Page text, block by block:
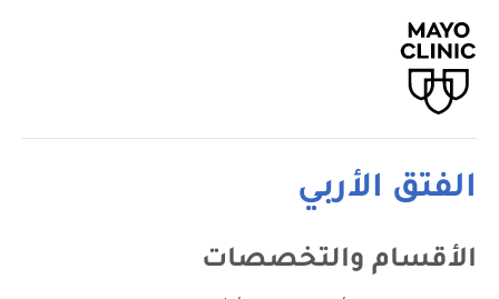
الفتق الأربي
الأقسام والتخصصات